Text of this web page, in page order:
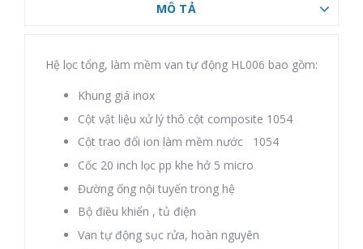
MÔ TẢ
Hệ lọc tổng, làm mềm van tự động HL006 bao gồm:
Khung giá inox
Cột vật liệu xử lý thô cột composite 1054
Cột trao đổi ion làm mềm nước 1054
Cốc 20 inch lọc pp khe hở 5 micro
Đường ống nội tuyến trong hệ
Bộ điều khiển , tủ điện
Van tự động sục rửa, hoàn nguyên